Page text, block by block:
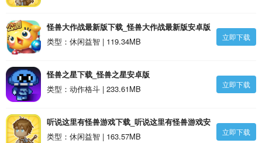
怪兽大作战最新版下载_怪兽大作战最新版安卓版
类型：休闲益智 | 119.34MB
立即下载
怪兽之星下载_怪兽之星安卓版
类型：动作格斗 | 233.61MB
立即下载
听说这里有怪兽游戏下载_听说这里有怪兽游戏安
卓版
类型：休闲益智 | 163.57MB 立即下载